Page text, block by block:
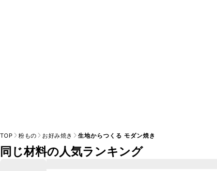
TOP 粉もの お好み焼き 生地からつくる モダン焼き
同じ材料の人気ランキング